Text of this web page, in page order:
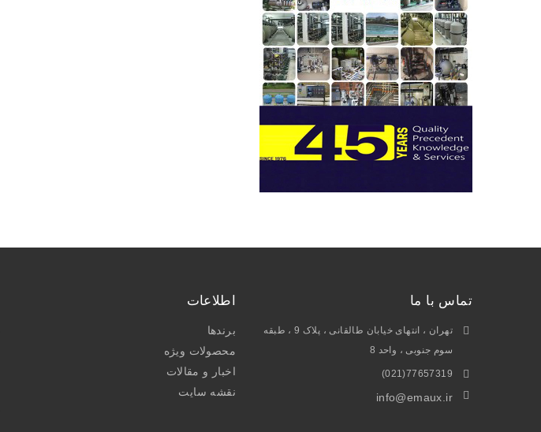
اطلاعات
برندها
محصولات ویژه
اخبار و مقالات
نقشه سایت
تماس با ما
تهران ، انتهای خیابان طالقانی ، پلاک 9 ، طبقه
سوم جنوبی ، واحد 8
77657319(021)
info@emaux.ir